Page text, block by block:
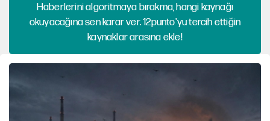
Haberlerini algoritmaya bırakma, hangi kaynağı
okuyacağına sen karar ver. 12punto'yu tercih ettiğin
kaynaklar arasına ekle!